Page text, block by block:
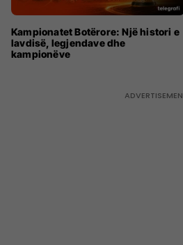
Kampionatet Botërore: Një histori e
lavdisë, legjendave dhe
kampionëve